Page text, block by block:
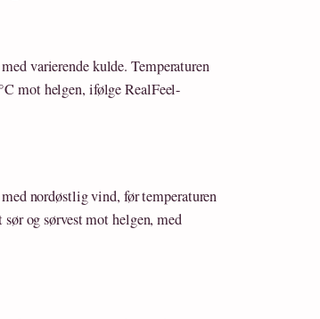
varierende kulde. Temperaturen
mot helgen, ifølge RealFeel-
nordøstlig vind, før temperaturen
og sørvest mot helgen, med